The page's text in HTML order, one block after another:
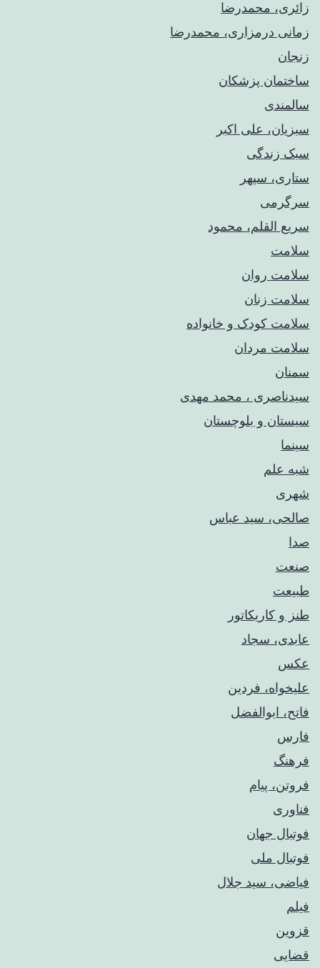
زائری، محمدرضا
زمانی درمزاری، محمدرضا
زنجان
ساختمان پزشکان
سالمندی
سبزیان، علی اکبر
سبک زندگی
ستاری، سپهر
سرگرمی
سریع القلم، محمود
سلامت
سلامت روان
سلامت زنان
سلامت کودک‌ و خانواده
سلامت مردان
سمنان
سیدناصری ، محمد مهدی
سیستان و بلوچستان
سینما
شبه علم
شهری
صالحی، سید عباس
صدا
صنعت
طبیعت
طنز و کاریکاتور
عابدی، سجاد
عکس
علیخواه، فردین
فاتح، ابوالفضل
فارس
فرهنگ
فروتن، پیام
فناوری
فوتبال جهان
فوتبال ملی
فیاضی، سید جلال
فیلم
قزوین
قضایی